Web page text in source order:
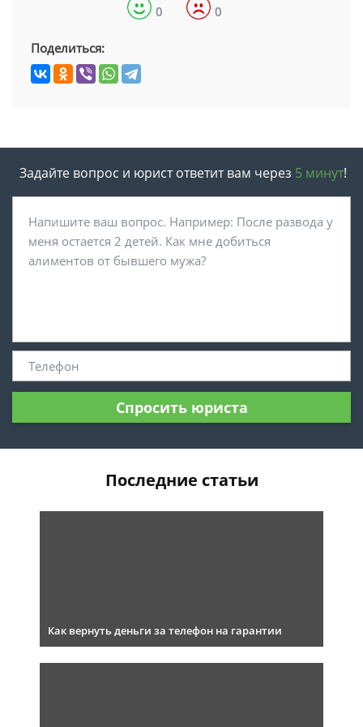
0 0
Поделиться:
Задайте вопрос и юрист ответит вам через 5 минут!
Спросить юриста
Последние статьи
Как вернуть деньги за телефон на гарантии